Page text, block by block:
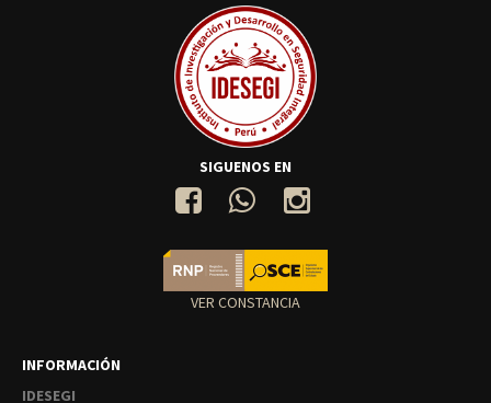
SIGUENOS EN
VER CONSTANCIA
INFORMACIÓN
IDESEGI